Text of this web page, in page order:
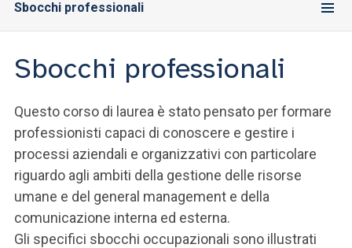
Sbocchi professionali
Sbocchi professionali
Questo corso di laurea è stato pensato per formare
professionisti capaci di conoscere e gestire i
processi aziendali e organizzativi con particolare
riguardo agli ambiti della gestione delle risorse
umane e del general management e della
comunicazione interna ed esterna.
Gli specifici sbocchi occupazionali sono illustrati